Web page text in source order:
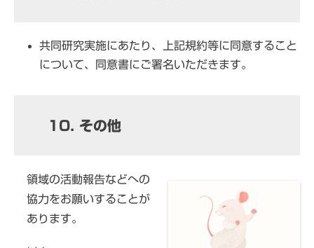
共同研究実施にあたり、上記規約等に同意すること
について、同意書にご署名いただきます。
10. その他
領域の活動報告などへの
協力をお願いすることが
あります。